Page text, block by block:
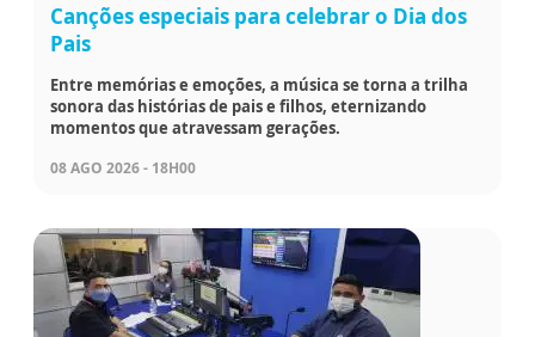
Canções especiais para celebrar o Dia dos
Pais
Entre memórias e emoções, a música se torna a trilha
sonora das histórias de pais e filhos, eternizando
momentos que atravessam gerações.
08 AGO 2026 - 18H00